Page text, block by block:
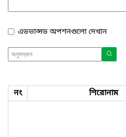
এডভান্সড অপশনগুলো দেখান
নং শিরোনাম